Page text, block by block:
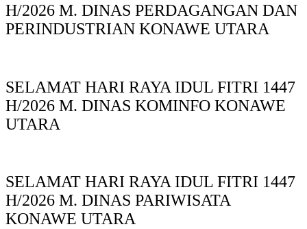
H/2026 M. DINAS PERDAGANGAN DAN
PERINDUSTRIAN KONAWE UTARA
SELAMAT HARI RAYA IDUL FITRI 1447
H/2026 M. DINAS KOMINFO KONAWE
UTARA
SELAMAT HARI RAYA IDUL FITRI 1447
H/2026 M. DINAS PARIWISATA
KONAWE UTARA